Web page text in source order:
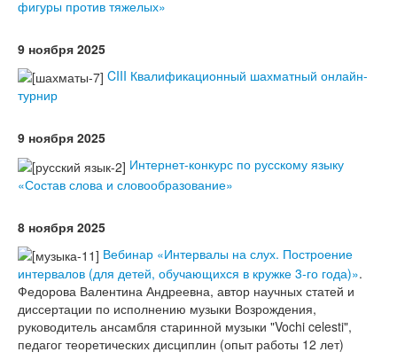
фигуры против тяжелых»
9 ноября 2025
CIII Квалификационный шахматный онлайн-
турнир
9 ноября 2025
Интернет-конкурс по русскому языку
«Состав слова и словообразование»
8 ноября 2025
Вебинар «Интервалы на слух. Построение
интервалов (для детей, обучающихся в кружке 3-го года)».
Федорова Валентина Андреевна, автор научных статей и
диссертации по исполнению музыки Возрождения,
руководитель ансамбля старинной музыки "Vochi celesti",
педагог теоретических дисциплин (опыт работы 12 лет)